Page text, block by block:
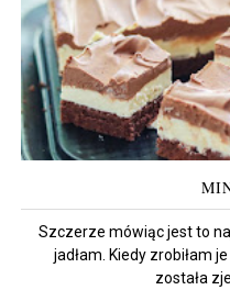
Szczerze mówiąc jest to
jadłam. Kiedy zrobiłam
została